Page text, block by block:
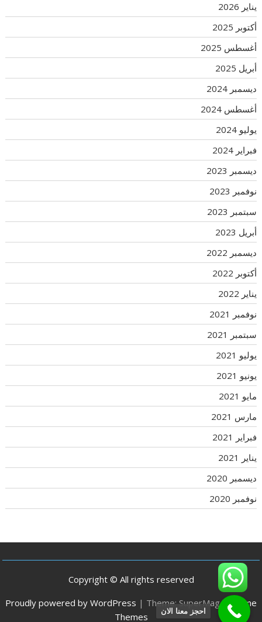
يناير 2026
أكتوبر 2025
أغسطس 2025
أبريل 2025
ديسمبر 2024
أغسطس 2024
يوليو 2024
فبراير 2024
ديسمبر 2023
نوفمبر 2023
سبتمبر 2023
أبريل 2023
ديسمبر 2022
أكتوبر 2022
يناير 2022
نوفمبر 2021
سبتمبر 2021
يوليو 2021
يونيو 2021
مايو 2021
مارس 2021
فبراير 2021
يناير 2021
ديسمبر 2020
نوفمبر 2020
Copyright © All rights reserved
Proudly powered by WordPress | Theme: SuperMag by
Acme
Themes
احجز معنا الان